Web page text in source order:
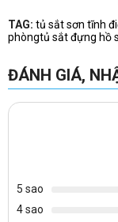
-Rộng: 915 mm
=>Khách hàng có
phòngcủa chúng tôi
phong-noi-that-190/
TAG: tủ sắt sơn tĩnh
phòngtủ sắt đựng hồ
ĐÁNH GIÁ,
5 sao
4 sao